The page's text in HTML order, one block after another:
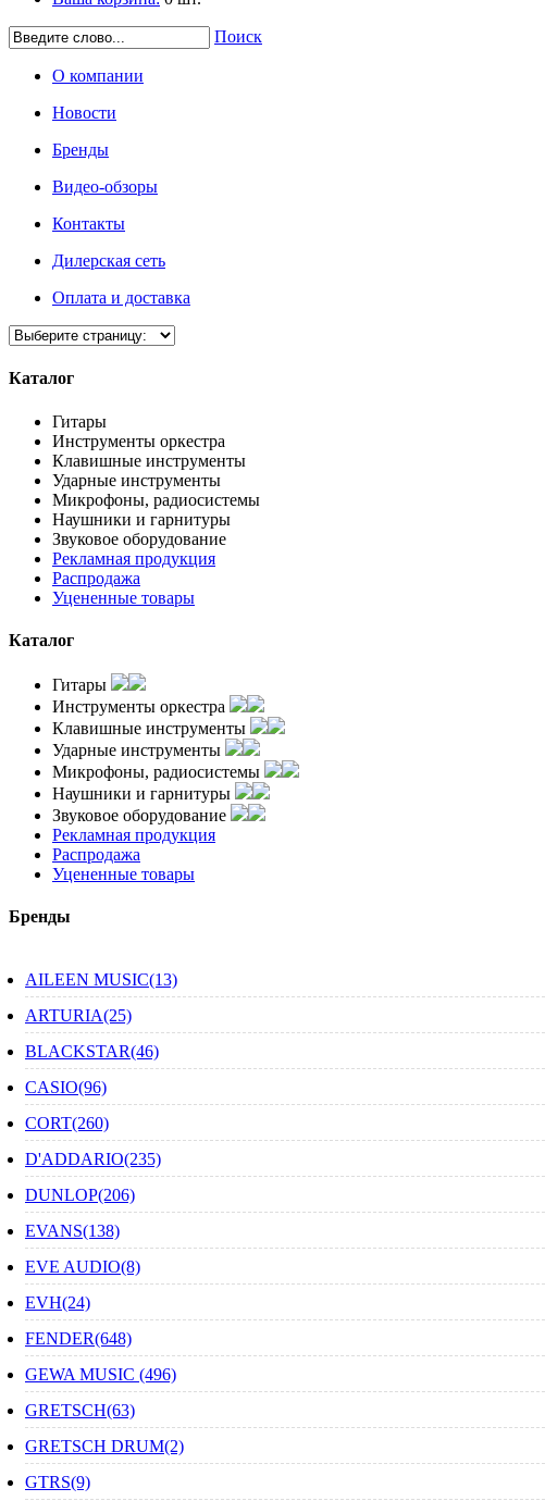
Поиск
О компании
Новости
Бренды
Видео-обзоры
Контакты
Дилерская сеть
Оплата и доставка
Каталог
Гитары
Инструменты оркестра
Клавишные инструменты
Ударные инструменты
Микрофоны, радиосистемы
Наушники и гарнитуры
Звуковое оборудование
Рекламная продукция
Распродажа
Уцененные товары
Каталог
Гитары
Инструменты оркестра
Клавишные инструменты
Ударные инструменты
Микрофоны, радиосистемы
Наушники и гарнитуры
Звуковое оборудование
Рекламная продукция
Распродажа
Уцененные товары
Бренды
AILEEN MUSIC(13)
ARTURIA(25)
BLACKSTAR(46)
CASIO(96)
CORT(260)
D'ADDARIO(235)
DUNLOP(206)
EVANS(138)
EVE AUDIO(8)
EVH(24)
FENDER(648)
GEWA MUSIC (496)
GRETSCH(63)
GRETSCH DRUM(2)
GTRS(9)